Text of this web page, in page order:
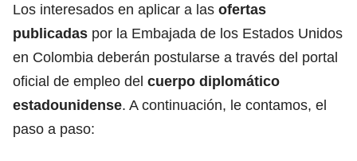
Los interesados en aplicar a las ofertas
publicadas por la Embajada de los Estados Unidos
en Colombia deberán postularse a través del portal
oficial de empleo del cuerpo diplomático
estadounidense. A continuación, le contamos, el
paso a paso: